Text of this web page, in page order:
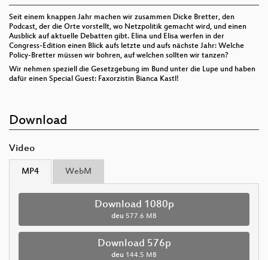
Seit einem knappen Jahr machen wir zusammen Dicke Bretter, den
Podcast, der die Orte vorstellt, wo Netzpolitik gemacht wird, und einen
Ausblick auf aktuelle Debatten gibt. Elina und Elisa werfen in der
Congress-Edition einen Blick aufs letzte und aufs nächste Jahr: Welche
Policy-Bretter müssen wir bohren, auf welchen sollten wir tanzen?
Wir nehmen speziell die Gesetzgebung im Bund unter die Lupe und haben
dafür einen Special Guest: Faxorzistin Bianca Kastl!
Download
Video
MP4 WebM
Download 1080p
deu 577.6 MB
Download 576p
deu 144.5 MB